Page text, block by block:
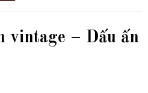
vintage – Dấu ấn